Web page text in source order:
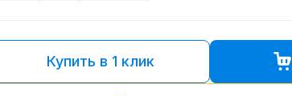
Купить в 1 клик